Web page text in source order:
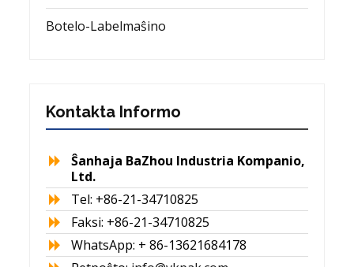
Botelo-Labelmaŝino
Kontakta Informo
Ŝanhaja BaZhou Industria Kompanio,
Ltd.
Tel: +86-21-34710825
Faksi: +86-21-34710825
WhatsApp: + 86-13621684178